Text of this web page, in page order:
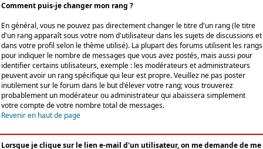
Comment puis-je changer mon rang ?
En général, vous ne pouvez pas directement changer le titre d'un rang (le titre
d'un rang apparaît sous votre nom d'utilisateur dans les sujets de discussions et
dans votre profil selon le thème utilisé). La plupart des forums utilisent les rangs
pour indiquer le nombre de messages que vous avez postés, mais aussi pour
identifier certains utilisateurs, exemple : les modérateurs et administrateurs
peuvent avoir un rang spécifique qui leur est propre. Veuillez ne pas poster
inutilement sur le forum dans le but d'élever votre rang; vous trouverez
probablement un modérateur ou administrateur qui abaissera simplement
votre compte de votre nombre total de messages.
Revenir en haut de page
Lorsque je clique sur le lien e-mail d'un utilisateur, on me demande de me